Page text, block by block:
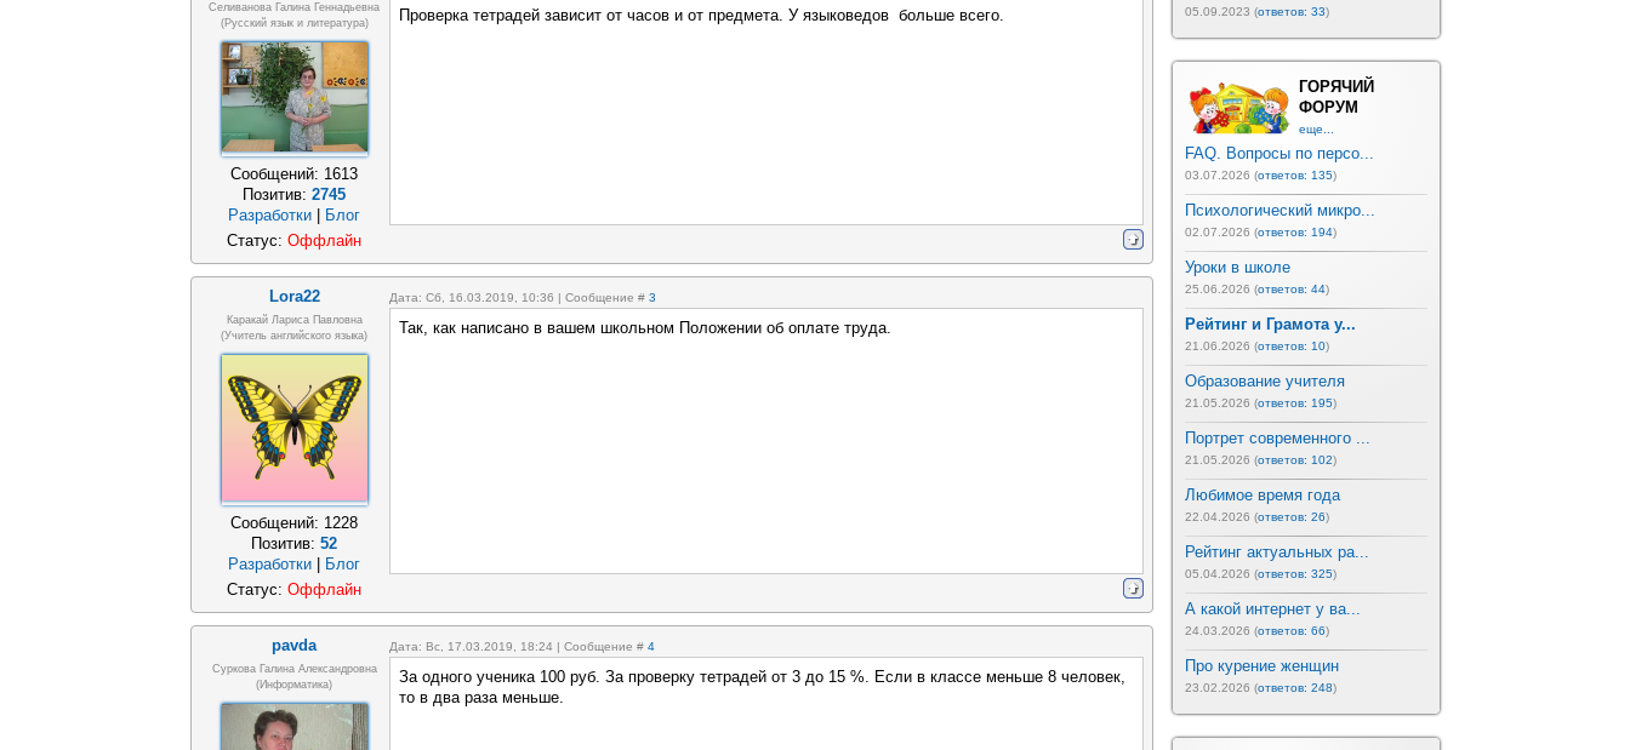
Селиванова Галина Геннадьевна
(русский язык и литература)
Сообщений: 1613
Позитив: 2745
Разработки
Блог
Проверка тетрадей зависит от часов и от предмета. У языковедов больше всего.
Статус: Оффлайн
Lora22 Дата: Сб, 16.03.2019, 10:36 | Сообщение # 3
Каракай Лариса Павловна
(учитель английского языка)
Сообщений: 1228
Позитив: 52
Разработки
Блог
Так, как написано в вашем школьном Положении об оплате труда.
Статус: Оффлайн
pavda Дата: Вс, 17.03.2019, 18:24 | Сообщение # 4
Суркова Галина Александровна
(информатика)
За одного ученика 100 руб. За проверку тетрадей от 3 до 15 %. Если в классе меньше 8 человек,
то в два раза меньше.
05.09.2023 (ответов: 33)
ГОРЯЧИЙ
ФОРУМ
еще...
FAQ. Вопросы по персо...
03.07.2026 (ответов: 135)
Психологический микро...
02.07.2026 (ответов: 194)
Уроки в школе
25.06.2026 (ответов: 44)
Рейтинг и Грамота у...
21.06.2026 (ответов: 10)
Образование учителя
21.05.2026 (ответов: 195)
Портрет современного ...
21.05.2026 (ответов: 102)
Любимое время года
22.04.2026 (ответов: 26)
Рейтинг актуальных ра...
05.04.2026 (ответов: 325)
А какой интернет у ва...
24.03.2026 (ответов: 66)
Про курение женщин
23.02.2026 (ответов: 248)